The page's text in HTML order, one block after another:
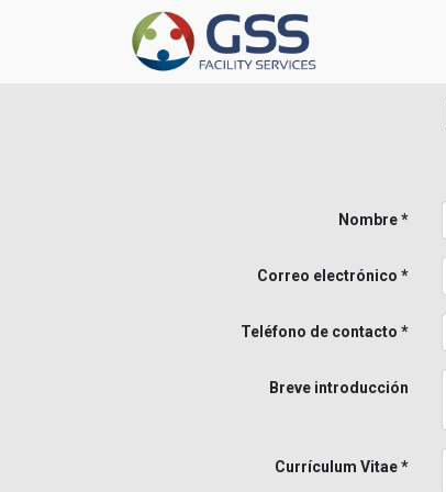
Nombre
Correo electrónico
Teléfono de contacto
Breve introducción
Currículum Vitae